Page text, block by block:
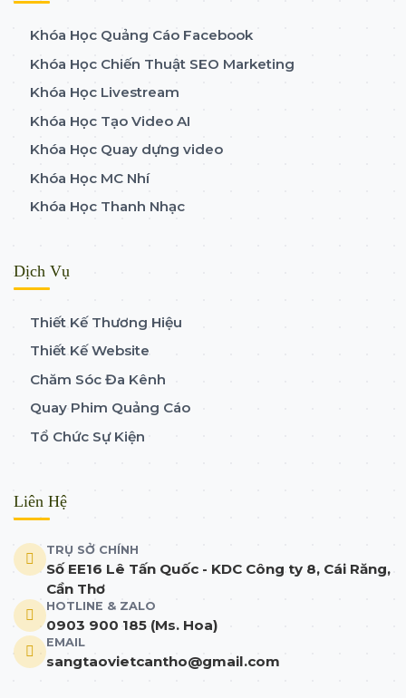
Khóa Học Quảng Cáo Facebook
Khóa Học Chiến Thuật SEO Marketing
Khóa Học Livestream
Khóa Học Tạo Video AI
Khóa Học Quay dựng video
Khóa Học MC Nhí
Khóa Học Thanh Nhạc
Dịch Vụ
Thiết Kế Thương Hiệu
Thiết Kế Website
Chăm Sóc Đa Kênh
Quay Phim Quảng Cáo
Tổ Chức Sự Kiện
Liên Hệ
TRỤ SỞ CHÍNH
Số EE16 Lê Tấn Quốc - KDC Công ty 8, Cái Răng,
Cần Thơ
HOTLINE & ZALO
0903 900 185 (Ms. Hoa)
EMAIL
sangtaovietcantho@gmail.com